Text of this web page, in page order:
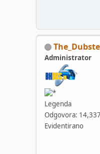
Administrator
Legenda
Odgovora: 14,337
Evidentirano